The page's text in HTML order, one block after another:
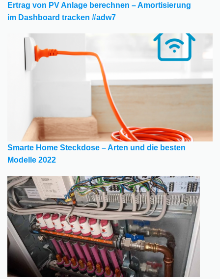
Ertrag von PV Anlage berechnen – Amortisierung
im Dashboard tracken #adw7
Smarte Home Steckdose – Arten und die besten
Modelle 2022